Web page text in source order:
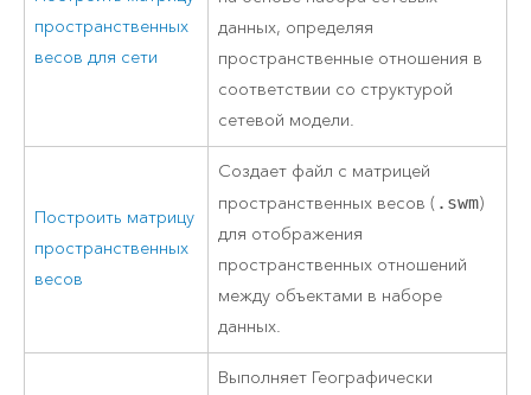
пространственных
весов для сети
данных, определяя
пространственные отношения в
соответствии со структурой
сетевой модели.
Построить матрицу
пространственных
весов
Создает файл с матрицей
пространственных весов ( .swm)
для отображения
пространственных отношений
между объектами в наборе
данных.
Выполняет Географически